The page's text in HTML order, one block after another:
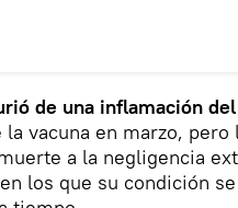
de una inflamación
vacuna en marzo, pero
a la negligencia
los que su condición se